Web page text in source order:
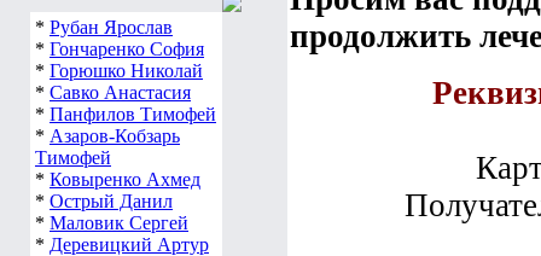
* Рубан Ярослав
* Гончаренко София
* Горюшко Николай
* Савко Анастасия
* Панфилов Тимофей
* Азаров-Кобзарь
Тимофей
* Ковыренко Ахмед
* Острый Данил
* Маловик Сергей
* Деревицкий Артур
продолжить